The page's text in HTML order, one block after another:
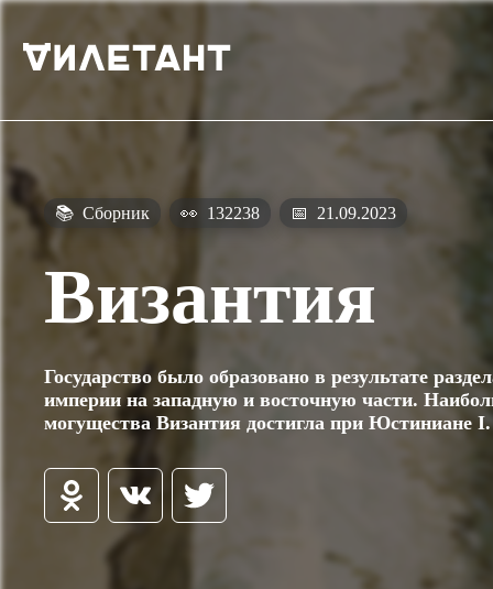
📚 Сборник 👀 132238 📅 21.09.2023
Византия
Государство было образовано в результате
империи на западную и восточную части.
могущества Византия достигла при Юстиниане I.